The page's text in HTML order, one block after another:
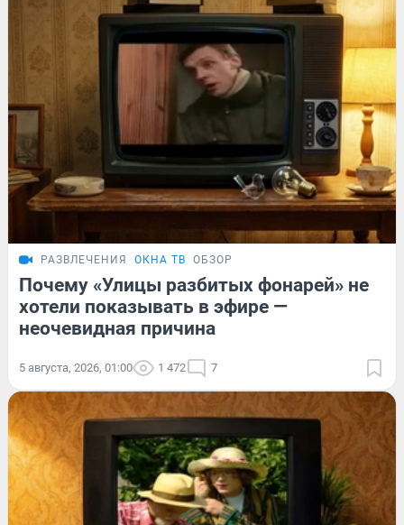
РАЗВЛЕЧЕНИЯ ОКНА ТВ ОБЗОР
Почему «Улицы разбитых фонарей» не
хотели показывать в эфире —
неочевидная причина
5 августа, 2026, 01:00 1 472 7